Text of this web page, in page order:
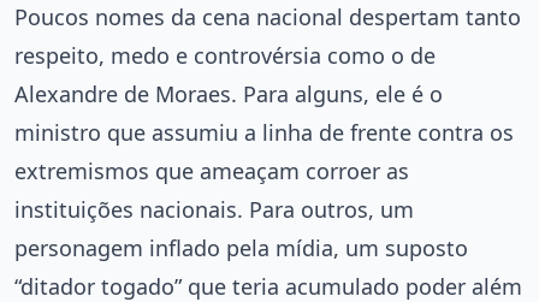
Poucos nomes da cena nacional despertam tanto
respeito, medo e controvérsia como o de
Alexandre de Moraes. Para alguns, ele é o
ministro que assumiu a linha de frente contra os
extremismos que ameaçam corroer as
instituições nacionais. Para outros, um
personagem inflado pela mídia, um suposto
“ditador togado” que teria acumulado poder além